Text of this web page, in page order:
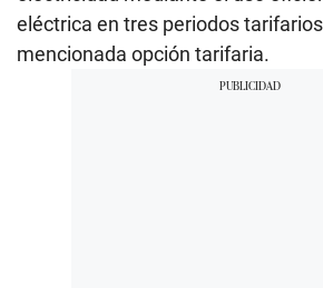
eléctrica en tres periodos
mencionada opción tarifaria.